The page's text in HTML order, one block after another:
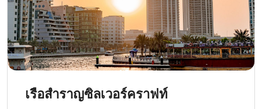
เรือสำราญซิลเวอร์คราฟท์